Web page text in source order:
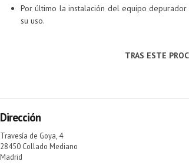
Por último la instalación del equipo
su uso.
TRAS ESTE
Dirección
Travesía de Goya, 4
28450 Collado Mediano
Madrid